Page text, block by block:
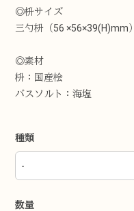
◎枡サイズ
三勺枡（56 ×56×39(H)mm）
◎素材
枡：国産桧
バスソルト：海塩
種類
数量